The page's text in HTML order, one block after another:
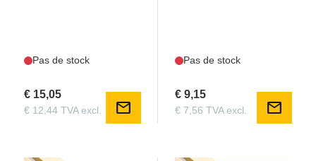
Pas de stock
€ 15,05
€ 12,44 TVA excl. mail
Pas de stock
€ 9,15
€ 7,56 TVA excl. mail